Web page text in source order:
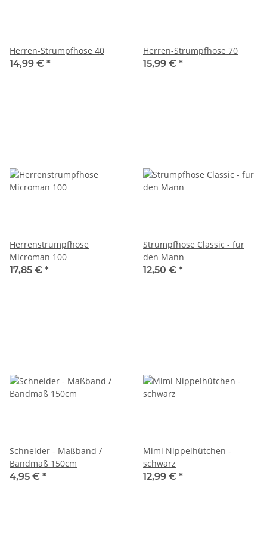
Herren-Strumpfhose 40
14,99 € *
Herren-Strumpfhose 70
15,99 € *
Herrenstrumpfhose
Microman 100
17,85 € *
Strumpfhose Classic - für
den Mann
12,50 € *
Schneider - Maßband /
Bandmaß 150cm
4,95 € *
Mimi Nippelhütchen -
schwarz
12,99 € *